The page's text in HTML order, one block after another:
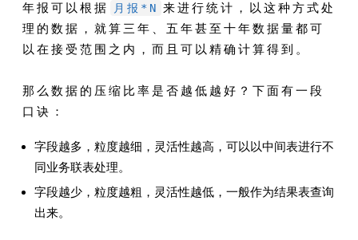
年报可以根据
月报*N 来进行统计，以这种方式处
理的数据，就算三年、五年甚至十年数据量都可
以在接受范围之内，而且可以精确计算得到。
那么数据的压缩比率是否越低越好？下面有一段
口诀：
字段越多，粒度越细，灵活性越高，可以以中间表进行不
同业务联表处理。
字段越少，粒度越粗，灵活性越低，一般作为结果表查询
出来。